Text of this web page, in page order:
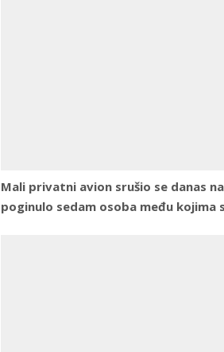
Mali privatni avion srušio se danas
poginulo sedam osoba među kojima